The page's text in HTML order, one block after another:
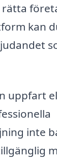
rätta
kan
uppfart
inte